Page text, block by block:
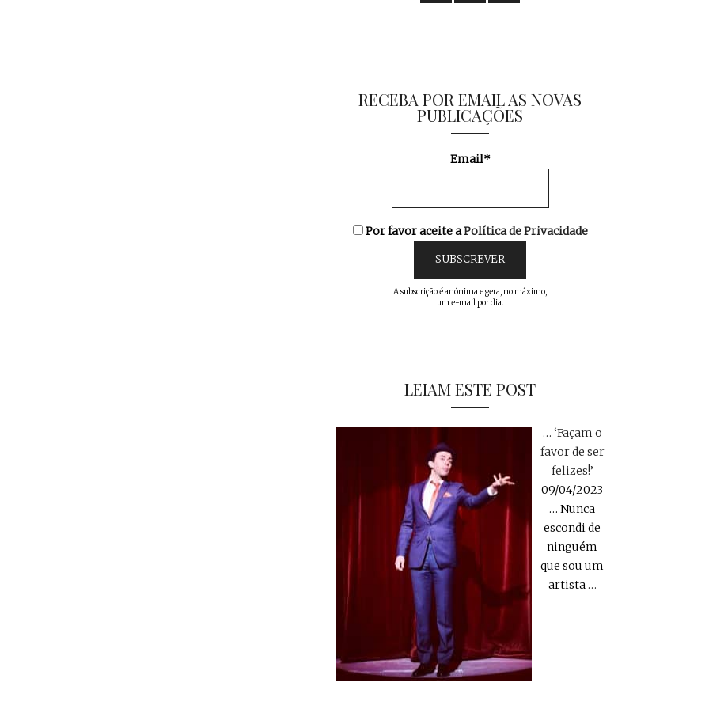
RECEBA POR EMAIL AS NOVAS
PUBLICAÇÕES
Email*
Por favor aceite aPolítica de Privacidade
A subscrição é anónima e gera, no máximo,
um e-mail por dia.
LEIAM ESTE POST
… ‘Façam o
favor de ser
felizes!’
09/04/2023
… Nunca
escondi de
ninguém
que sou um
artista…